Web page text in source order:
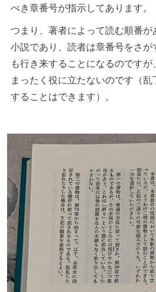
べき章番号が指示してあります。
つまり、著者によって読む順番が
小説であり、読者は章番号をさ
も行き来することになるのです
まったく役に立たないのです（
することはできます）。